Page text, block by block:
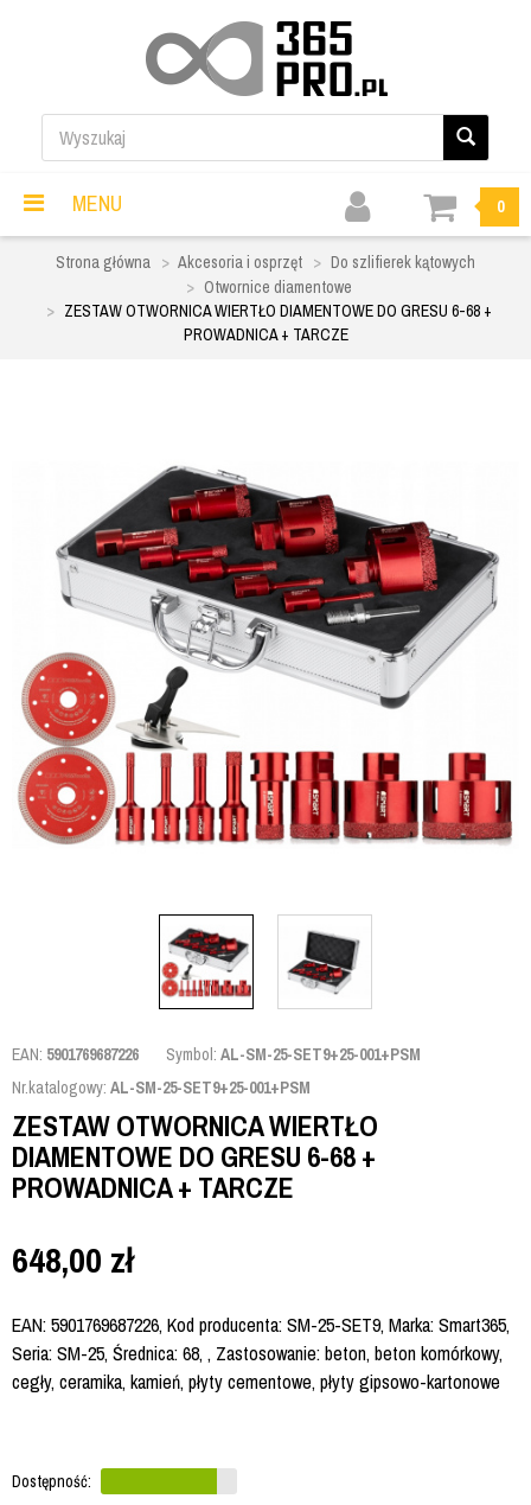
MENU 0
Strona główna Akcesoria i osprzęt
Do szlifierek kątowych
Otwornice diamentowe
ZESTAW OTWORNICA WIERTŁO DIAMENTOWE DO GRESU 6-68 +
PROWADNICA + TARCZE
EAN: 5901769687226 Symbol: AL-SM-25-SET9+25-001+PSM
Nr.katalogowy: AL-SM-25-SET9+25-001+PSM
ZESTAW OTWORNICA WIERTŁO
DIAMENTOWE DO GRESU 6-68 +
PROWADNICA + TARCZE
648,00 zł
EAN: 5901769687226, Kod producenta: SM-25-SET9, Marka: Smart365,
Seria: SM-25, Średnica: 68, , Zastosowanie: beton, beton komórkowy,
cegły, ceramika, kamień, płyty cementowe, płyty gipsowo-kartonowe
Dostępność: